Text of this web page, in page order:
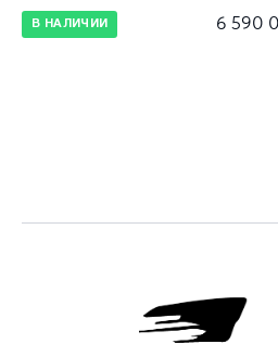
В НАЛИЧИИ 6 590